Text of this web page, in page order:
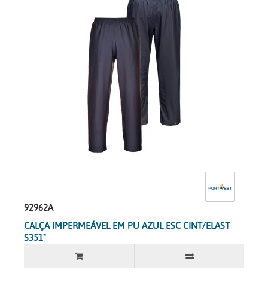
92962A
CALÇA IMPERMEÁVEL EM PU AZUL ESC CINT/ELAST
S351"